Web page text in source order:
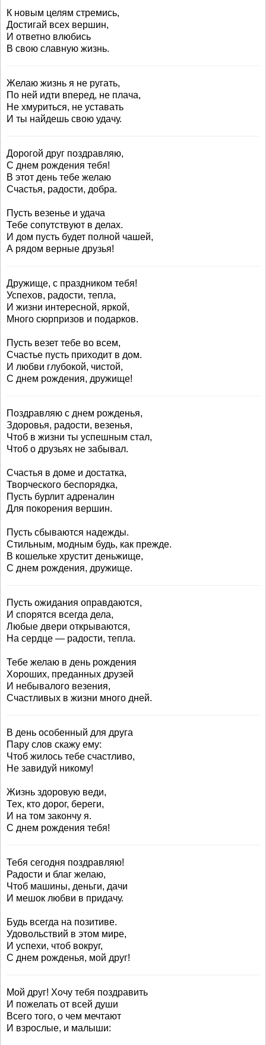
К новым целям стремись,
Достигай всех вершин,
И ответно влюбись
В свою славную жизнь.
Желаю жизнь я не ругать,
По ней идти вперед, не плача,
Не хмуриться, не уставать
И ты найдешь свою удачу.
Дорогой друг поздравляю,
С днем рождения тебя!
В этот день тебе желаю
Счастья, радости, добра.
Пусть везенье и удача
Тебе сопутствуют в делах.
И дом пусть будет полной чашей,
А рядом верные друзья!
Дружище, с праздником тебя!
Успехов, радости, тепла,
И жизни интересной, яркой,
Много сюрпризов и подарков.
Пусть везет тебе во всем,
Счастье пусть приходит в дом.
И любви глубокой, чистой,
С днем рождения, дружище!
Поздравляю с днем рожденья,
Здоровья, радости, везенья,
Чтоб в жизни ты успешным стал,
Чтоб о друзьях не забывал.
Счастья в доме и достатка,
Творческого беспорядка,
Пусть бурлит адреналин
Для покорения вершин.
Пусть сбываются надежды.
Стильным, модным будь, как прежде.
В кошельке хрустит деньжище,
С днем рождения, дружище.
Пусть ожидания оправдаются,
И спорятся всегда дела,
Любые двери открываются,
На сердце — радости, тепла.
Тебе желаю в день рождения
Хороших, преданных друзей
И небывалого везения,
Счастливых в жизни много дней.
В день особенный для друга
Пару слов скажу ему:
Чтоб жилось тебе счастливо,
Не завидуй никому!
Жизнь здоровую веди,
Тех, кто дорог, береги,
И на том закончу я.
С днем рождения тебя!
Тебя сегодня поздравляю!
Радости и благ желаю,
Чтоб машины, деньги, дачи
И мешок любви в придачу.
Будь всегда на позитиве.
Удовольствий в этом мире,
И успехи, чтоб вокруг,
С днем рожденья, мой друг!
Мой друг! Хочу тебя поздравить
И пожелать от всей души
Всего того, о чем мечтают
И взрослые, и малыши: